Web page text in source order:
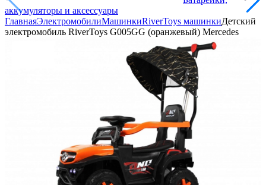
аккумуляторы и аксессуары
ГлавнаяЭлектромобилиМашинкиRiverToys машинкиДетский
электромобиль RiverToys G005GG (оранжевый) Mercedes